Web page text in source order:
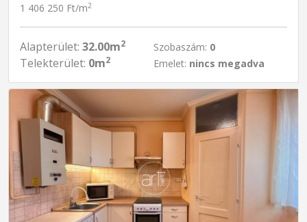
1 406 250 Ft/m2
Alapterület: 32.00m2
Telekterület: 0m2
Szobaszám: 0
Emelet: nincs megadva